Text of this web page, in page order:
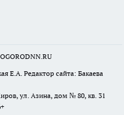
Е.А. Редактор сайта: Бакаева
ул. Азина, дом № 80, кв. 31